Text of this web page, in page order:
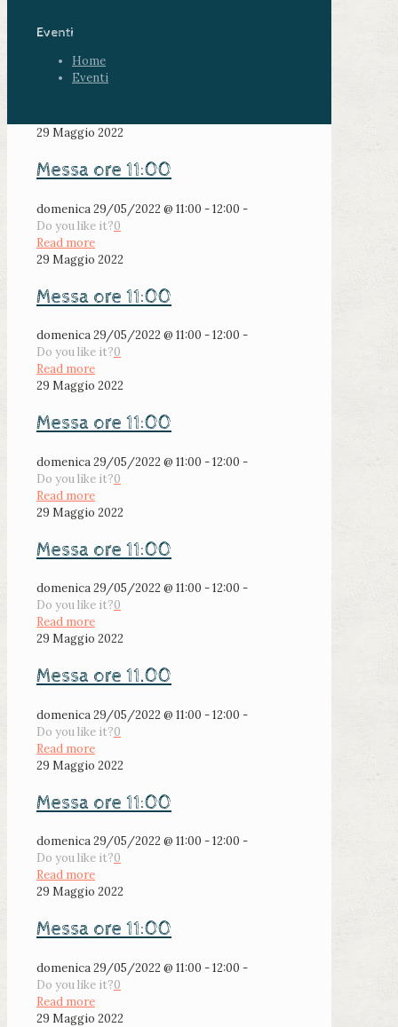
Eventi
Home
Eventi
29 Maggio 2022
Messa ore 11:00
domenica 29/05/2022 @ 11:00 - 12:00 -
Do you like it?0
Read more
29 Maggio 2022
Messa ore 11:00
domenica 29/05/2022 @ 11:00 - 12:00 -
Do you like it?0
Read more
29 Maggio 2022
Messa ore 11:00
domenica 29/05/2022 @ 11:00 - 12:00 -
Do you like it?0
Read more
29 Maggio 2022
Messa ore 11:00
domenica 29/05/2022 @ 11:00 - 12:00 -
Do you like it?0
Read more
29 Maggio 2022
Messa ore 11.00
domenica 29/05/2022 @ 11:00 - 12:00 -
Do you like it?0
Read more
29 Maggio 2022
Messa ore 11:00
domenica 29/05/2022 @ 11:00 - 12:00 -
Do you like it?0
Read more
29 Maggio 2022
Messa ore 11:00
domenica 29/05/2022 @ 11:00 - 12:00 -
Do you like it?0
Read more
29 Maggio 2022